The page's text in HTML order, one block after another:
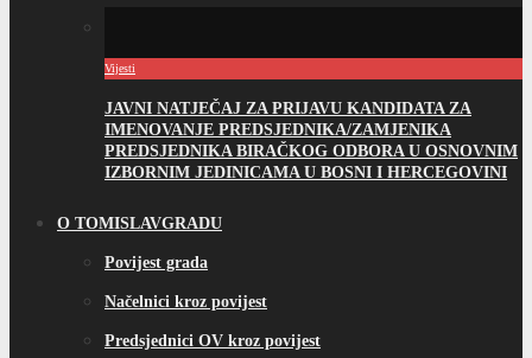
Vijesti
JAVNI NATJEČAJ ZA PRIJAVU KANDIDATA ZA
IMENOVANJE PREDSJEDNIKA/ZAMJENIKA
PREDSJEDNIKA BIRAČKOG ODBORA U OSNOVNIM
IZBORNIM JEDINICAMA U BOSNI I HERCEGOVINI
O TOMISLAVGRADU
Povijest grada
Načelnici kroz povijest
Predsjednici OV kroz povijest